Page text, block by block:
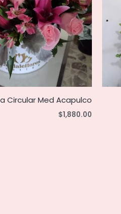
Circular Med Acapulco
$1,880.00